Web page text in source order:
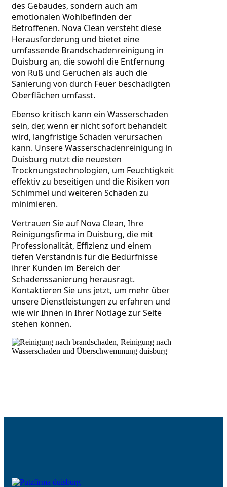
des Gebäudes, sondern auch am
emotionalen Wohlbefinden der
Betroffenen. Nova Clean versteht diese
Herausforderung und bietet eine
umfassende Brandschadenreinigung in
Duisburg an, die sowohl die Entfernung
von Ruß und Gerüchen als auch die
Sanierung von durch Feuer beschädigten
Oberflächen umfasst.
Ebenso kritisch kann ein Wasserschaden
sein, der, wenn er nicht sofort behandelt
wird, langfristige Schäden verursachen
kann. Unsere Wasserschadenreinigung in
Duisburg nutzt die neuesten
Trocknungstechnologien, um Feuchtigkeit
effektiv zu beseitigen und die Risiken von
Schimmel und weiteren Schäden zu
minimieren.
Vertrauen Sie auf Nova Clean, Ihre
Reinigungsfirma in Duisburg, die mit
Professionalität, Effizienz und einem
tiefen Verständnis für die Bedürfnisse
ihrer Kunden im Bereich der
Schadenssanierung herausragt.
Kontaktieren Sie uns jetzt, um mehr über
unsere Dienstleistungen zu erfahren und
wie wir Ihnen in Ihrer Notlage zur Seite
stehen können.